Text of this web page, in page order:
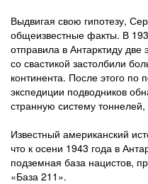
Выдвигая свою гипотезу,
общеизвестные факты. В
отправила в Антарктиду
со свастикой застолбили
континента. После этого
экспедиции подводников
странную систему
Известный американский
что к осени 1943 года в
подземная база нацистов,
«База 211».